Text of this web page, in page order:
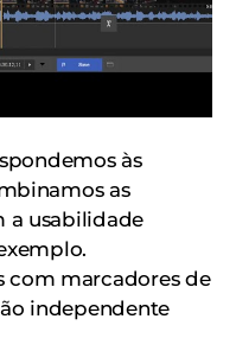
às
as
a usabilidade
com marcadores de
independente